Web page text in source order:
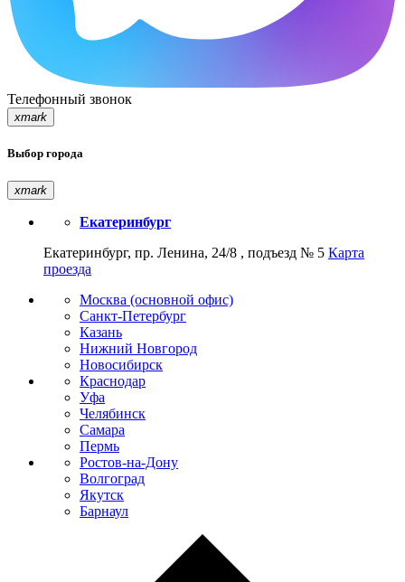
Телефонный звонок
xmark
Выбор города
xmark
Екатеринбург
Екатеринбург, пр. Ленина, 24/8 , подъезд № 5 Карта
проезда
Москва (основной офис)
Санкт-Петербург
Казань
Нижний Новгород
Новосибирск
Краснодар
Уфа
Челябинск
Самара
Пермь
Ростов-на-Дону
Волгоград
Якутск
Барнаул